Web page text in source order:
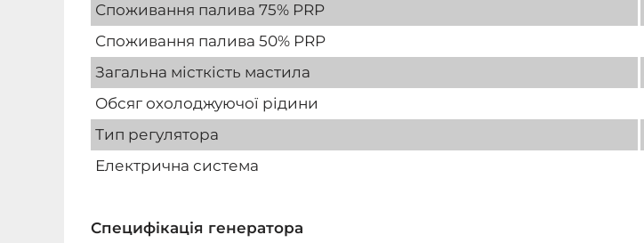
Споживання палива 75% PRP
Споживання палива 50% PRP
Загальна місткість мастила
Обсяг охолоджуючої рідини
Тип регулятора
Електрична система
Специфікація генератора